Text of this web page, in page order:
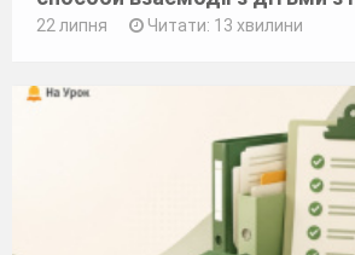
22 липня Читати: 13 хвилини